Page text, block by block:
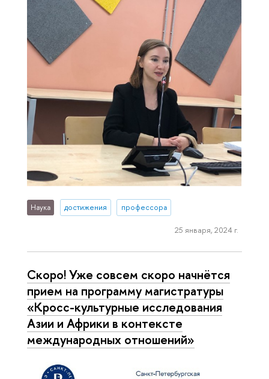
Наука достижения профессора
25 января, 2024 г.
Скоро! Уже совсем скоро начнётся
прием на программу магистратуры
«Кросс-культурные исследования
Азии и Африки в контексте
международных отношений»